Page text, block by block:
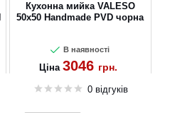
Кухонна мийка VALESO
50х50 Handmade PVD чорна
В наявності
Ціна 3046 грн.
0 відгуків